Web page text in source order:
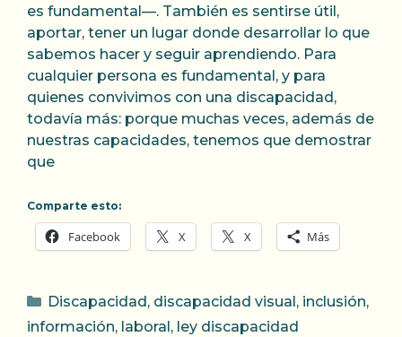
es fundamental—. También es sentirse útil,
aportar, tener un lugar donde desarrollar lo que
sabemos hacer y seguir aprendiendo. Para
cualquier persona es fundamental, y para
quienes convivimos con una discapacidad,
todavía más: porque muchas veces, además de
nuestras capacidades, tenemos que demostrar
que
Comparte esto:
Facebook X X Más
Categorías
Discapacidad , discapacidad visual , inclusión,
información, laboral , ley discapacidad